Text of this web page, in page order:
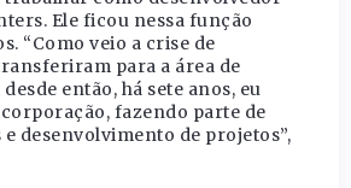
Ele ficou nessa função
“Como veio a crise de
para a área de
então, há sete anos, eu
fazendo parte de
desenvolvimento de projetos”,